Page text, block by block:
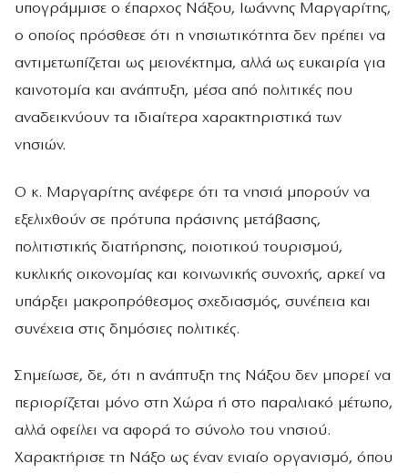
υπογράμμισε ο έπαρχος Νάξου, Ιωάννης Μαργαρίτης,
ο οποίος πρόσθεσε ότι η νησιωτικότητα δεν πρέπει να
αντιμετωπίζεται ως μειονέκτημα, αλλά ως ευκαιρία για
καινοτομία και ανάπτυξη, μέσα από πολιτικές που
αναδεικνύουν τα ιδιαίτερα χαρακτηριστικά των
νησιών.
Ο κ. Μαργαρίτης ανέφερε ότι τα νησιά μπορούν να
εξελιχθούν σε πρότυπα πράσινης μετάβασης,
πολιτιστικής διατήρησης, ποιοτικού τουρισμού,
κυκλικής οικονομίας και κοινωνικής συνοχής, αρκεί να
υπάρξει μακροπρόθεσμος σχεδιασμός, συνέπεια και
συνέχεια στις δημόσιες πολιτικές.
Σημείωσε, δε, ότι η ανάπτυξη της Νάξου δεν μπορεί να
περιορίζεται μόνο στη Χώρα ή στο παραλιακό μέτωπο,
αλλά οφείλει να αφορά το σύνολο του νησιού.
Χαρακτήρισε τη Νάξο ως έναν ενιαίο οργανισμό, όπου